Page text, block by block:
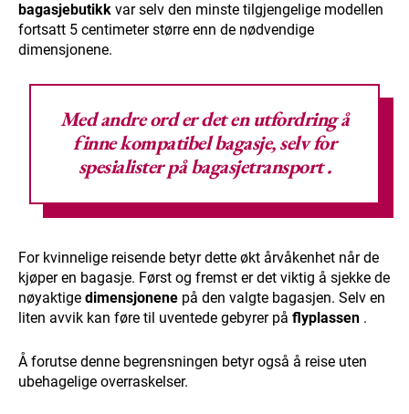
bagasjebutikk var selv den minste tilgjengelige modellen
fortsatt 5 centimeter større enn de nødvendige
dimensjonene.
Med andre ord er det en utfordring å
finne kompatibel bagasje, selv for
spesialisterpå bagasjetransport.
For kvinnelige reisende betyr dette økt årvåkenhet når de
kjøper en bagasje. Først og fremst er det viktig å sjekke de
nøyaktige dimensjonene på den valgte bagasjen. Selv en
liten avvik kan føre til uventede gebyrer på flyplassen .
Å forutse denne begrensningen betyr også å reise uten
ubehagelige overraskelser.